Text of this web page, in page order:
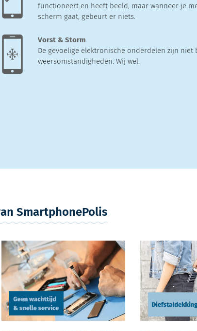
functioneert en heeft beeld, maar wanneer je
scherm gaat, gebeurt er niets.
Vorst & Storm
De gevoelige elektronische onderdelen zijn niet
weersomstandigheden. Wij wel.
SmartphonePolis